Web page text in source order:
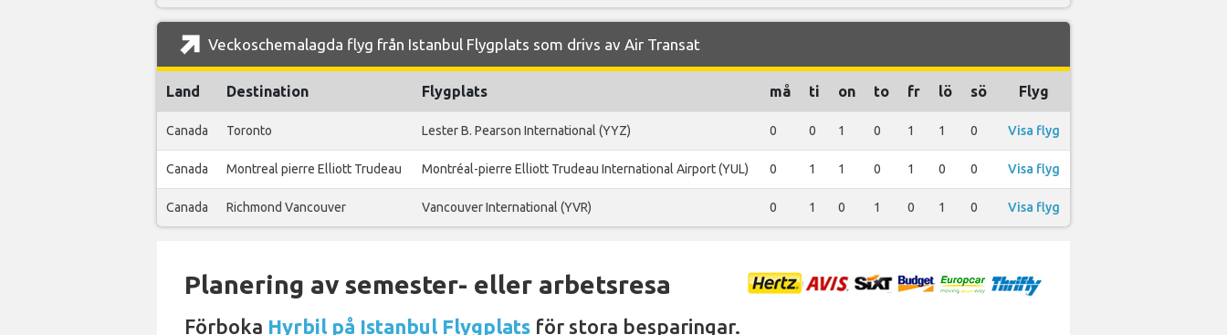
Veckoschemalagda flyg från Istanbul Flygplats som drivs av Air Transat
Land Destination Flygplats må ti on to fr lö sö Flyg
Canada Toronto Lester B. Pearson International (YYZ) 0 0 1 0 1 1 0 Visa flyg
Canada Montreal pierre Elliott Trudeau Montréal-pierre Elliott Trudeau International Airport (YUL) 0 1 1 0 1 0 0 Visa flyg
Canada Richmond Vancouver Vancouver International (YVR) 0 1 0 1 0 1 0 Visa flyg
Planering av semester- eller arbetsresa
Förboka Hyrbil på Istanbul Flygplats för stora besparingar.